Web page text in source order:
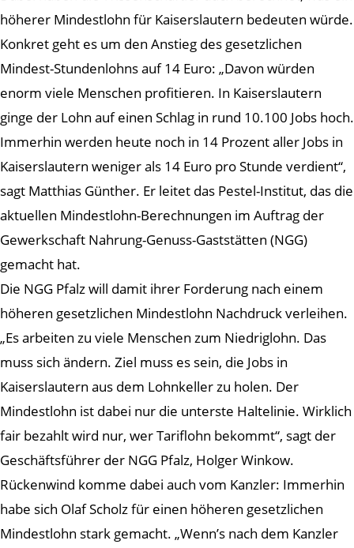
höherer Mindestlohn für Kaiserslautern bedeuten würde.
Konkret geht es um den Anstieg des gesetzlichen
Mindest-Stundenlohns auf 14 Euro: „Davon würden
enorm viele Menschen profitieren. In Kaiserslautern
ginge der Lohn auf einen Schlag in rund 10.100 Jobs hoch.
Immerhin werden heute noch in 14 Prozent aller Jobs in
Kaiserslautern weniger als 14 Euro pro Stunde verdient“,
sagt Matthias Günther. Er leitet das Pestel-Institut, das die
aktuellen Mindestlohn-Berechnungen im Auftrag der
Gewerkschaft Nahrung-Genuss-Gaststätten (NGG)
gemacht hat.
Die NGG Pfalz will damit ihrer Forderung nach einem
höheren gesetzlichen Mindestlohn Nachdruck verleihen.
„Es arbeiten zu viele Menschen zum Niedriglohn. Das
muss sich ändern. Ziel muss es sein, die Jobs in
Kaiserslautern aus dem Lohnkeller zu holen. Der
Mindestlohn ist dabei nur die unterste Haltelinie. Wirklich
fair bezahlt wird nur, wer Tariflohn bekommt“, sagt der
Geschäftsführer der NGG Pfalz, Holger Winkow.
Rückenwind komme dabei auch vom Kanzler: Immerhin
habe sich Olaf Scholz für einen höheren gesetzlichen
Mindestlohn stark gemacht. „Wenn’s nach dem Kanzler